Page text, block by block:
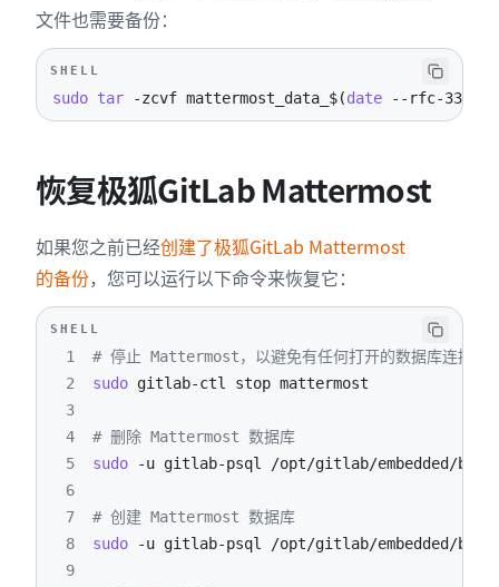
文件也需要备份：
SHELL
sudo tar -zcvf mattermost_data_ $(date --rfc-3339
恢复极狐GitLab Mattermost
如果您之前已经创建了极狐GitLab Mattermost
的备份，您可以运行以下命令来恢复它：
SHELL
1
# 停止 Mattermost，以避免有任何打开的数据库连接
2
sudo
3
4
# 删除 Mattermost 数据库
5
sudo -u gitlab-psql /opt/gitlab/embedded/bin/
6
7
# 创建 Mattermost 数据库
8
sudo -u gitlab-psql /opt/gitlab/embedded/bin/
9